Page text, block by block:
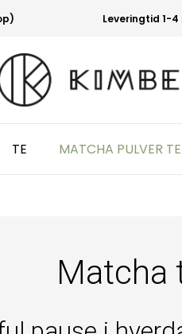
Leveringtid 1-
TE MATCHA PULVER TE
Matcha